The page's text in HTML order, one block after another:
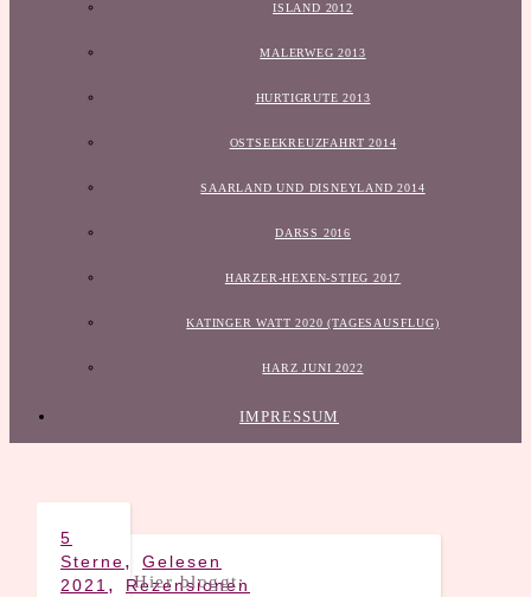
ISLAND 2012
MALERWEG 2013
HURTIGRUTE 2013
OSTSEEKREUZFAHRT 2014
SAARLAND UND DISNEYLAND 2014
DARSS 2016
HARZER-HEXEN-STIEG 2017
KATINGER WATT 2020 (TAGESAUSFLUG)
HARZ JUNI 2022
IMPRESSUM
5
Sterne, Gelesen
2021 , Rezensionen
Hier bloggt: